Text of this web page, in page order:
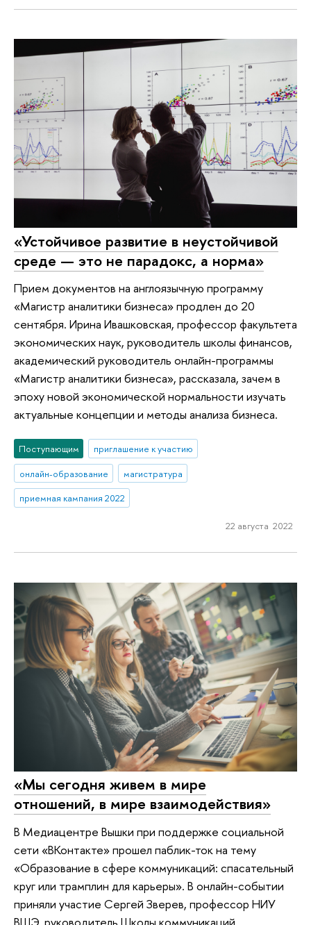
«Устойчивое развитие в неустойчивой
среде — это не парадокс, а норма»
Прием документов на англоязычную программу
«Магистр аналитики бизнеса» продлен до 20
сентября. Ирина Ивашковская, профессор факультета
экономических наук, руководитель школы финансов,
академический руководитель онлайн-программы
«Магистр аналитики бизнеса», рассказала, зачем в
эпоху новой экономической нормальности изучать
актуальные концепции и методы анализа бизнеса.
Поступающим
приглашение к участию
онлайн-образование
магистратура
приемная кампания 2022
22 августа 2022
«Мы сегодня живем в мире
отношений, в мире взаимодействия»
В Медиацентре Вышки при поддержке социальной
сети «ВКонтакте» прошел паблик-ток на тему
«Образование в сфере коммуникаций: спасательный
круг или трамплин для карьеры». В онлайн-событии
приняли участие Сергей Зверев, профессор НИУ
ВШЭ, руководитель Школы коммуникаций,